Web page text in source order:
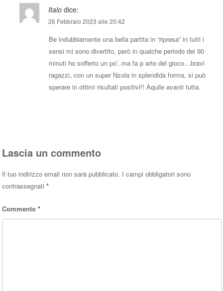
Italo dice:
26 Febbraio 2023 alle 20:42
Be indubbiamente una bella partita in “ripresa” in tutti i
sensi mi sono divertito, però in qualche periodo dei 90
minuti ho sofferto un po’..ma fa p arte del gioco…bravi
ragazzi, con un super Nzola in splendida forma, si può
sperare in ottimi risultati positivi!! Aquile avanti tutta.
Lascia un commento
Il tuo indirizzo email non sarà pubblicato. I campi obbligatori sono
contrassegnati*
Commento*